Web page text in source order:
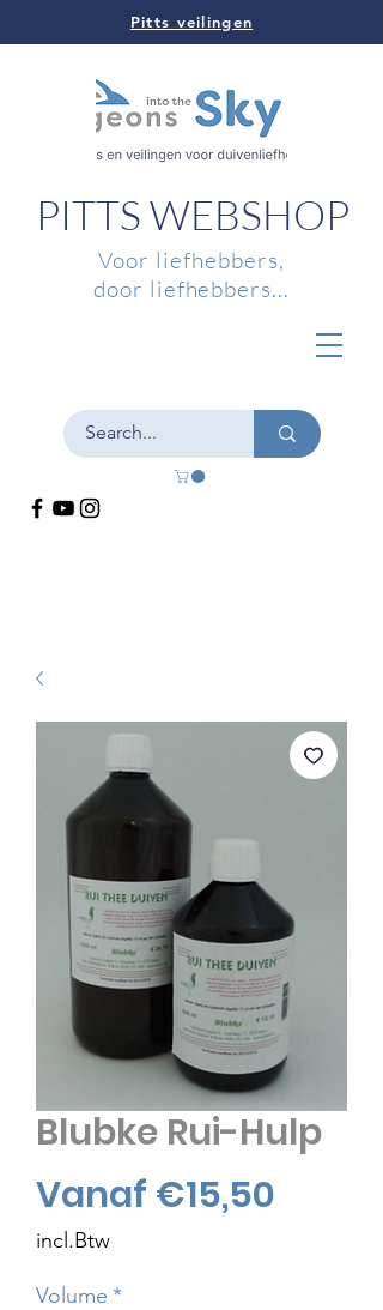
Pitts veilingen
PITTS WEBSHOP
Voor liefhebbers,
door liefhebbers...
Blubke Rui-Hulp
Vanaf €15,50
incl.Btw
Volume *